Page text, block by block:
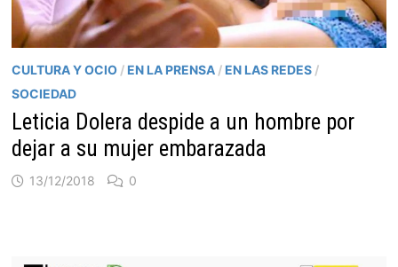
CULTURA Y OCIO / EN LA PRENSA / EN LAS REDES /
SOCIEDAD
Leticia Dolera despide a un hombre por
dejar a su mujer embarazada
13/12/2018 0